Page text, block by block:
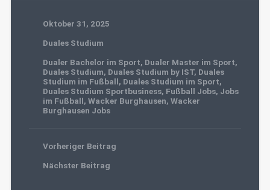
Oktober 31, 2025
Duales Studium
Dualer Bachelor im Sport, Dualer Master im Sport,
Duales Studium, Duales Studium by IST, Duales
Studium im Fußball, Duales Studium im Sport,
Duales Studium Sportbusiness, Fußball Jobs, Jobs
im Fußball, Wacker Burghausen, Wacker
Burghausen Jobs
Vorheriger Beitrag
Nächster Beitrag